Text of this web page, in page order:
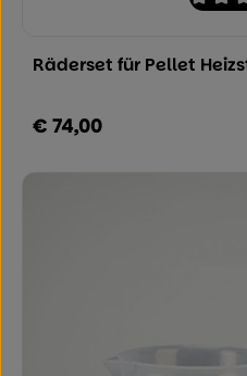
Räderset für Pellet
Regulärer Preis:
€ 74,00